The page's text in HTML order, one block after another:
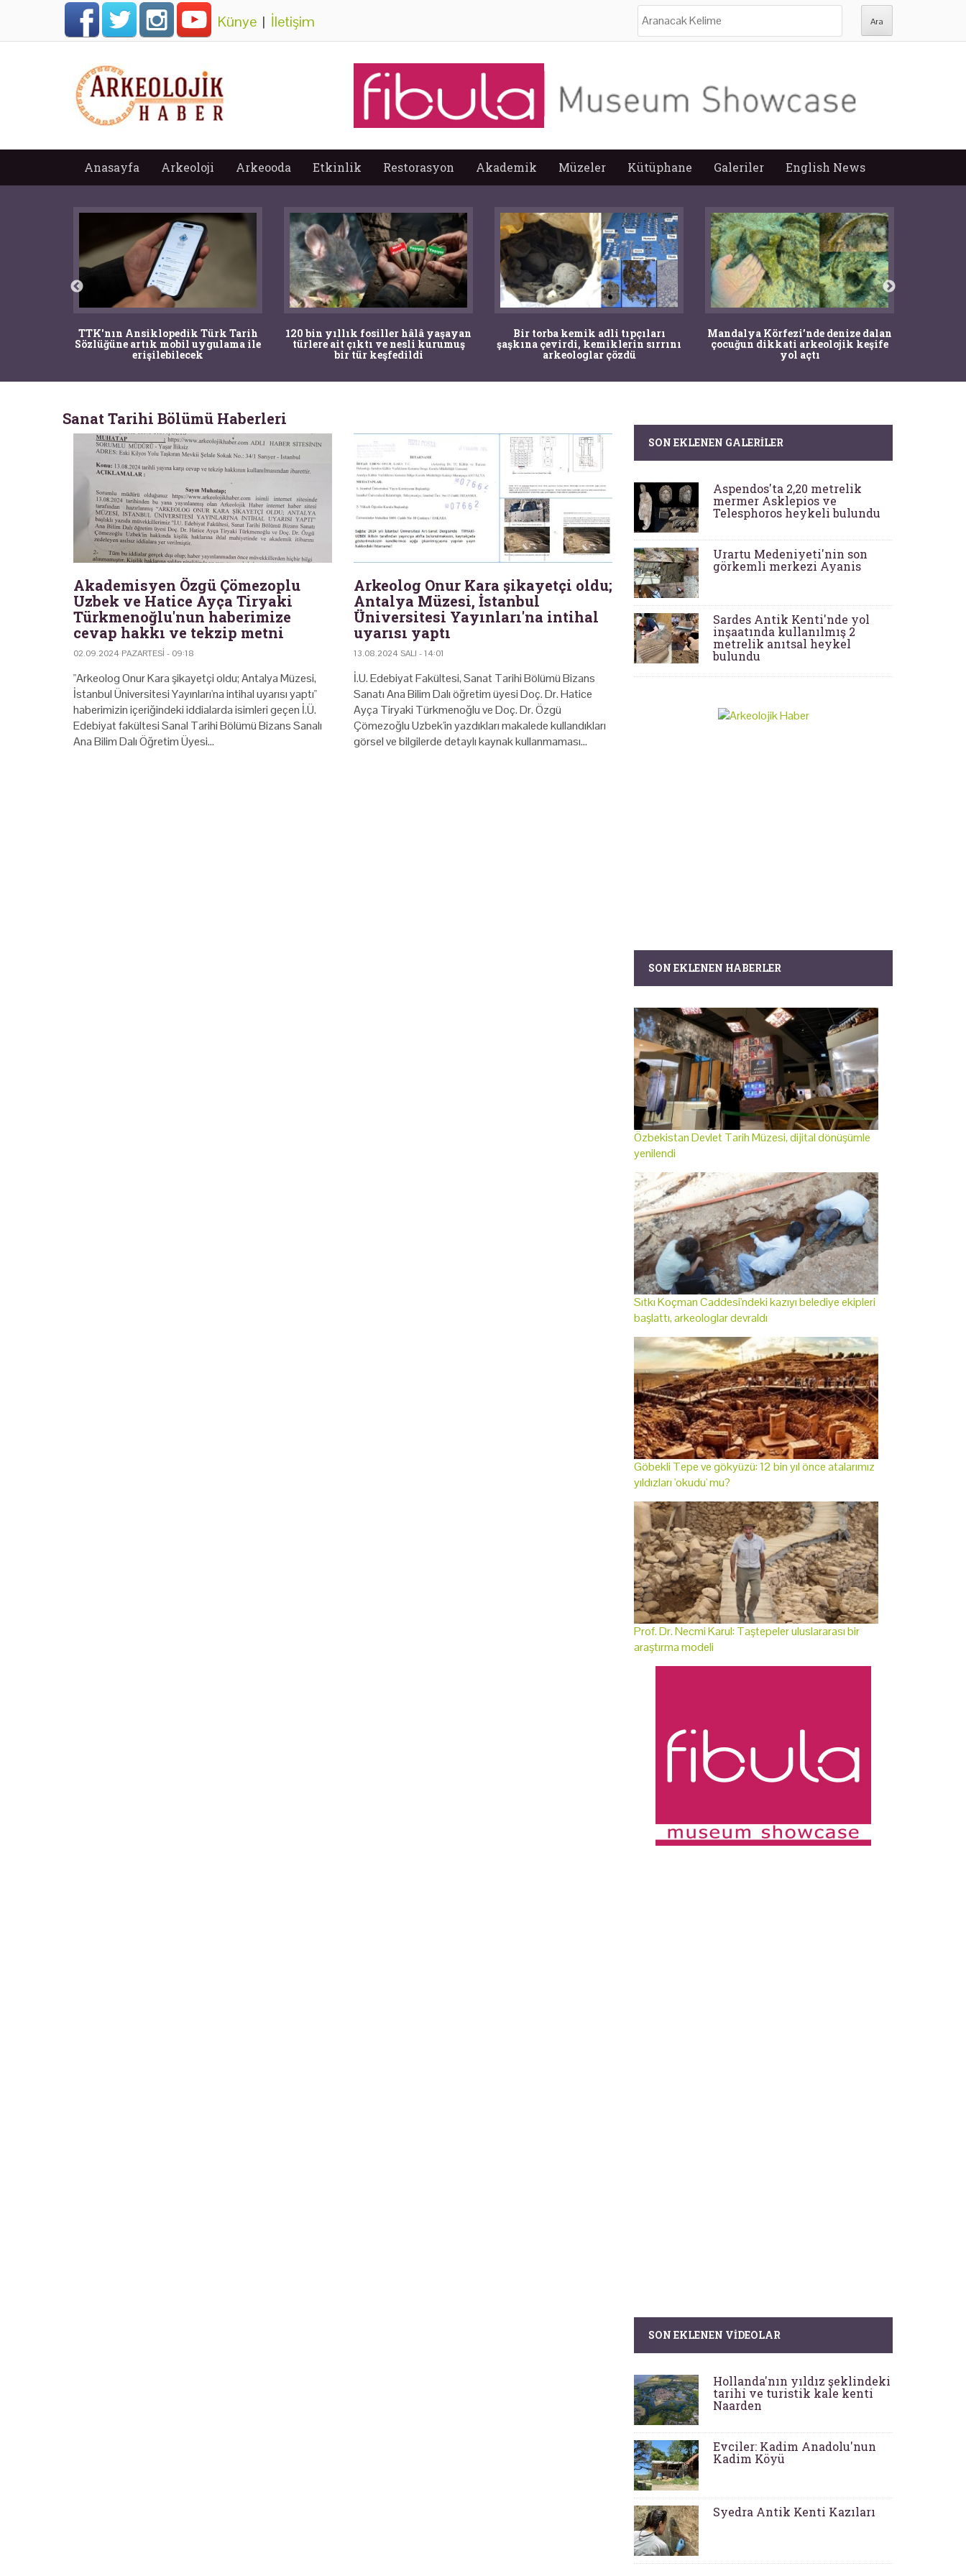
Künye | İletişim
Anasayfa Arkeoloji Arkeooda Etkinlik Restorasyon Akademik Müzeler Kütüphane Galeriler English News
TTK'nın Ansiklopedik Türk Tarih
Sözlüğüne artık mobil uygulama ile
erişilebilecek
120 bin yıllık fosiller hâlâ yaşayan
türlere ait çıktı ve nesli kurumuş
bir tür keşfedildi
Bir torba kemik adli tıpçıları
şaşkına çevirdi, kemiklerin sırrını
arkeologlar çözdü
Mandalya Körfezi’nde denize dalan
çocuğun dikkati arkeolojik keşife
yol açtı
Sanat Tarihi Bölümü Haberleri
Akademisyen Özgü Çömezoplu
Uzbek ve Hatice Ayça Tiryaki
Türkmenoğlu'nun haberimize
cevap hakkı ve tekzip metni
02.09.2024 PAZARTESI - 09:18
"Arkeolog Onur Kara şikayetçi oldu; Antalya Müzesi,
İstanbul Üniversitesi Yayınları'na intihal uyarısı yaptı"
haberimizin içeriğindeki iddialarda isimleri geçen İ.Ü.
Edebiyat fakültesi Sanal Tarihi Bölümü Bizans Sanalı
Ana Bilim Dalı Öğretim Üyesi…
Arkeolog Onur Kara şikayetçi oldu;
Antalya Müzesi, İstanbul
Üniversitesi Yayınları'na intihal
uyarısı yaptı
13.08.2024 SALI - 14:01
İ.U. Edebiyat Fakültesi, Sanat Tarihi Bölümü Bizans
Sanatı Ana Bilim Dalı öğretim üyesi Doç. Dr. Hatice
Ayça Tiryaki Türkmenoğlu ve Doç. Dr. Özgü
Çömezoğlu Uzbek'in yazdıkları makalede kullandıkları
görsel ve bilgilerde detaylı kaynak kullanmaması…
SON EKLENEN GALERILER
Aspendos'ta 2,20 metrelik
mermer Asklepios ve
Telesphoros heykeli bulundu
Urartu Medeniyeti'nin son
görkemli merkezi Ayanis
Sardes Antik Kenti'nde yol
inşaatında kullanılmış 2
metrelik anıtsal heykel
bulundu
SON EKLENEN HABERLER
Özbekistan Devlet Tarih Müzesi, dijital dönüşümle
yenilendi
Sıtkı Koçman Caddesi'ndeki kazıyı belediye ekipleri
başlattı, arkeologlar devraldı
Göbekli Tepe ve gökyüzü: 12 bin yıl önce atalarımız
yıldızları 'okudu' mu?
Prof. Dr. Necmi Karul: Taştepeler uluslararası bir
araştırma modeli
SON EKLENEN VIDEOLAR
Hollanda'nın yıldız şeklindeki
tarihi ve turistik kale kenti
Naarden
Evciler: Kadim Anadolu'nun
Kadim Köyü
Syedra Antik Kenti Kazıları